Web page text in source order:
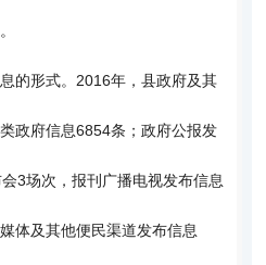
形式。2016年，县政府及其
政府信息6854条；政府公报发
3场次，报刊广播电视发布信息
体及其他便民渠道发布信息